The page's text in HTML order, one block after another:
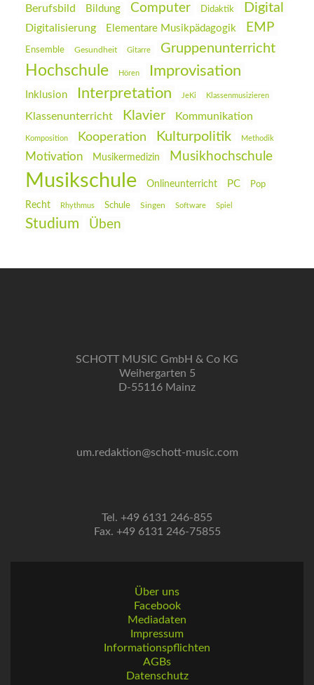
Berufsbild Bildung Computer Didaktik Digital
Digitalisierung Elementare Musikpädagogik EMP
Ensemble Gesundheit Gitarre Gruppenunterricht
Hochschule Hören Improvisation
Inklusion Interpretation JeKi Klassenmusizieren
Klassenunterricht Klavier Kommunikation
Komposition Kooperation Kulturpolitik Methodik
Motivation Musikermedizin Musikhochschule
Musikschule Onlineunterricht PC Pop
Recht Rhythmus Schule Singen Software Spiel
Studium Üben
SCHOTT MUSIC GmbH & Co KG
Weihergarten 5
D-55116 Mainz
um.redaktion@schott-music.com
Tel. +49 6131 246-855
Fax. +49 6131 246-75855
Über uns
Facebook
Mediadaten
Impressum
Informationspflichten
AGBs
Datenschutz